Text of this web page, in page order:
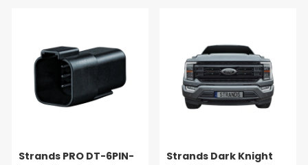
Strands PRO DT-6PIN-
Strands Dark Knight